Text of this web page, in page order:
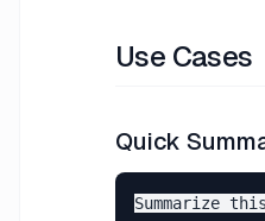
Use Cases
Quick